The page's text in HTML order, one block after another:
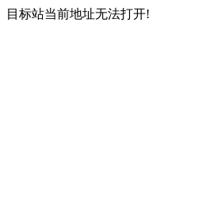
目标站当前地址无法打开!